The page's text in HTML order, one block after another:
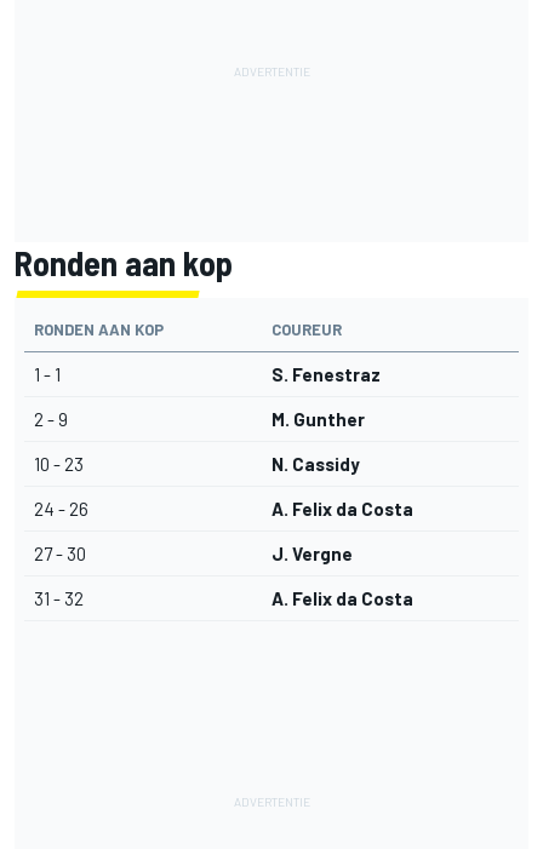
Ronden aan kop
RONDEN AAN KOP COUREUR
1 - 1 S. Fenestraz
2 - 9 M. Gunther
10 - 23 N. Cassidy
24 - 26 A. Felix da Costa
27 - 30 J. Vergne
31 - 32 A. Felix da Costa